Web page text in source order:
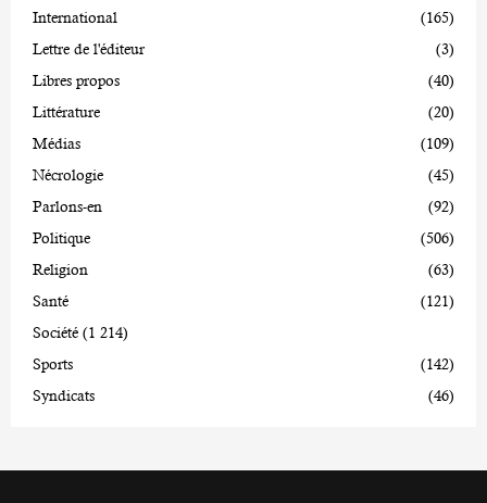
International
(165)
Lettre de l'éditeur
(3)
Libres propos
(40)
Littérature
(20)
Médias
(109)
Nécrologie
(45)
Parlons-en
(92)
Politique
(506)
Religion
(63)
Santé
(121)
Société (1 214)
Sports
(142)
Syndicats
(46)